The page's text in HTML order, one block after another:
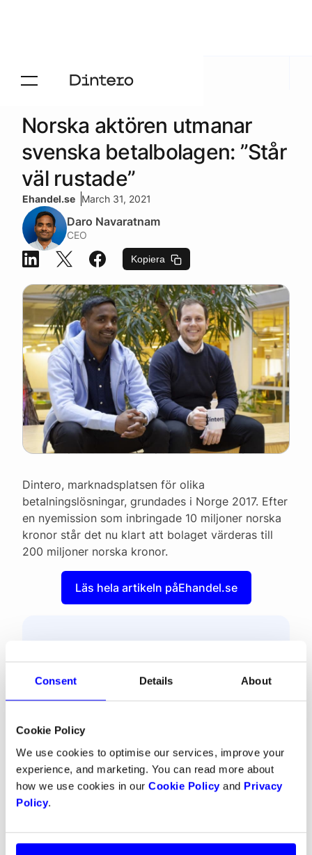
Consent Details About
Cookie Policy
We use cookies to optimise our services, improve your
experience, and marketing. You can read more about
how we use cookies in our Cookie Policy and Privacy
Policy.
Aktuelt Press
Norska aktören utmanar
svenska betalbolagen: ”Står
väl rustade”
Ehandel.se March 31, 2021
Daro Navaratnam
CEO
Kopiera
Dintero, marknadsplatsen för olika
betalningslösningar, grundades i Norge 2017. Efter
en nyemission som inbringade 10 miljoner norska
kronor står det nu klart att bolaget värderas till
200 miljoner norska kronor.
Läs hela artikeln påEhandel.se
huvudkontor i Norge, med fokus på att
leverera innovativa betallösningar för
åtagande att vara konkurrensledande och
erbjuda avancerade teknologier som Split
Payout och nätverkstokenisering, strävar
Dintero efter att stärka företag med
flexibel, säker och effektiv